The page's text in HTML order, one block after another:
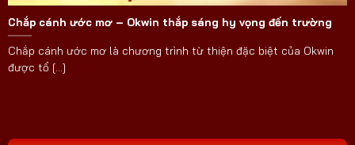
Chắp cánh ước mơ – Okwin thắp sáng hy vọng đến trường
Chắp cánh ước mơ là chương trình từ thiện đặc biệt của Okwin
được tổ [...]